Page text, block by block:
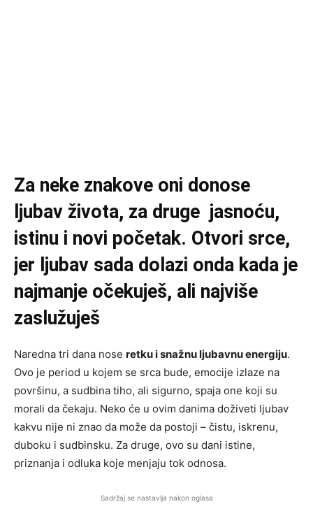
Za neke znakove oni donose
ljubav života, za druge jasnoću,
istinu i novi početak. Otvori srce,
jer ljubav sada dolazi onda kada je
najmanje očekuješ, ali najviše
zaslužuješ
Naredna tri dana nose retku i snažnu ljubavnu energiju.
Ovo je period u kojem se srca bude, emocije izlaze na
površinu, a sudbina tiho, ali sigurno, spaja one koji su
morali da čekaju. Neko će u ovim danima doživeti ljubav
kakvu nije ni znao da može da postoji – čistu, iskrenu,
duboku i sudbinsku. Za druge, ovo su dani istine,
priznanja i odluka koje menjaju tok odnosa.
Sadržaj se nastavlja nakon oglasa